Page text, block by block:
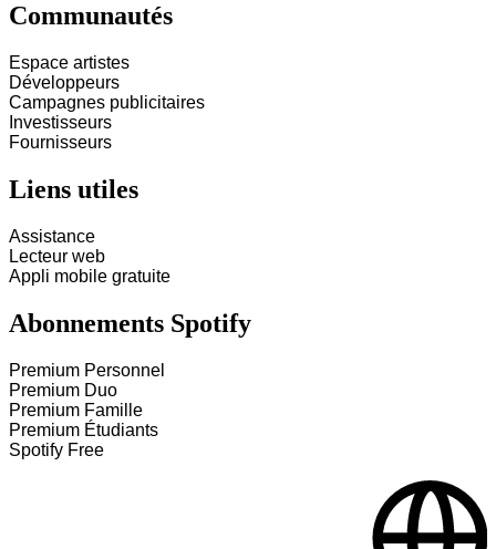
Communautés
Espace artistes
Développeurs
Campagnes publicitaires
Investisseurs
Fournisseurs
Liens utiles
Assistance
Lecteur web
Appli mobile gratuite
Abonnements Spotify
Premium Personnel
Premium Duo
Premium Famille
Premium Étudiants
Spotify Free